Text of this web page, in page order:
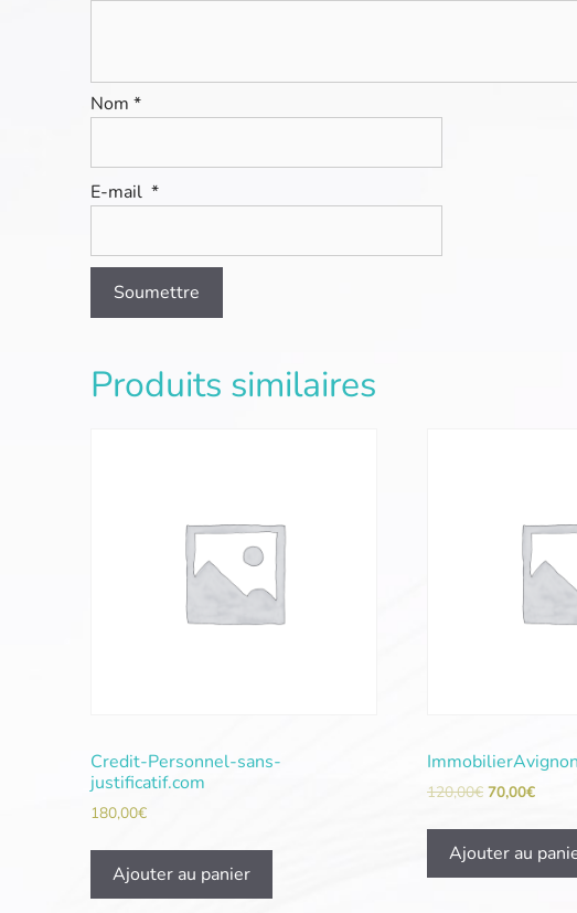
Nom *
E-mail *
Produits similaires
Credit-Personnel-sans-
justificatif.com
180,00€
Ajouter au panier
120,00€ 70,00€
Ajouter au